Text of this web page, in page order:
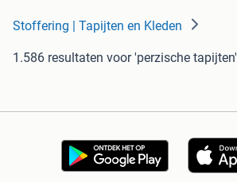
Stoffering | Tapijten en Kleden
1.586 resultaten voor 'perzische tapijten'